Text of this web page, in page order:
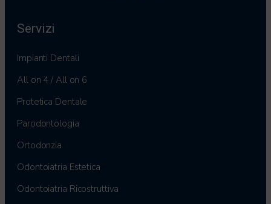
Servizi
Impianti Dentali
All on 4 / All on 6
Protetica Dentale
Parodontologia
Ortodonzia
Odontoiatria Estetica
Odontoiatria Ricostruttiva